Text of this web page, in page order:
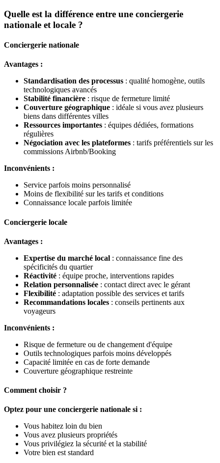
Quelle est la différence entre une conciergerie
nationale et locale ?
Conciergerie nationale
Avantages :
Standardisation des processus : qualité homogène, outils
technologiques avancés
Stabilité financière : risque de fermeture limité
Couverture géographique : idéale si vous avez plusieurs
biens dans différentes villes
Ressources importantes : équipes dédiées, formations
régulières
Négociation avec les plateformes : tarifs préférentiels sur les
commissions Airbnb/Booking
Inconvénients :
Service parfois moins personnalisé
Moins de flexibilité sur les tarifs et conditions
Connaissance locale parfois limitée
Conciergerie locale
Avantages :
Expertise du marché local : connaissance fine des
spécificités du quartier
Réactivité : équipe proche, interventions rapides
Relation personnalisée : contact direct avec le gérant
Flexibilité : adaptation possible des services et tarifs
Recommandations locales : conseils pertinents aux
voyageurs
Inconvénients :
Risque de fermeture ou de changement d'équipe
Outils technologiques parfois moins développés
Capacité limitée en cas de forte demande
Couverture géographique restreinte
Comment choisir ?
Optez pour une conciergerie nationale si :
Vous habitez loin du bien
Vous avez plusieurs propriétés
Vous privilégiez la sécurité et la stabilité
Votre bien est standard